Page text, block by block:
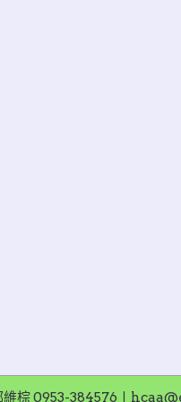
維棕 0953-384576〡